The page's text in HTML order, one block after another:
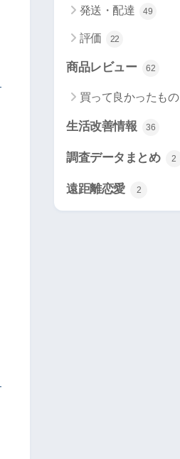
発送・配達 49
評価 22
商品レビュー 62
買って良かったもの
生活改善情報 36
調査データまとめ 2
遠距離恋愛 2